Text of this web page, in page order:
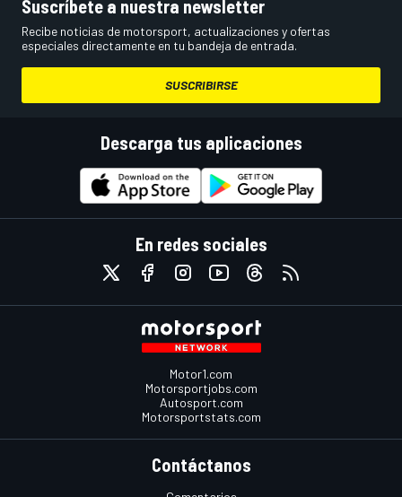
Suscríbete a nuestra newsletter
Recibe noticias de motorsport, actualizaciones y ofertas
especiales directamente en tu bandeja de entrada.
SUSCRIBIRSE
Descarga tus aplicaciones
En redes sociales
Motor1.com
Motorsportjobs.com
Autosport.com
Motorsportstats.com
Contáctanos